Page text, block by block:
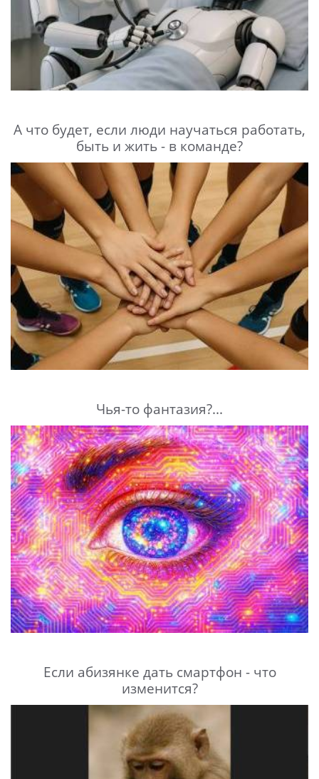
А что будет, если люди научаться работать,
быть и жить - в команде?
Чья-то фантазия?...
Если абизянке дать смартфон - что
изменится?